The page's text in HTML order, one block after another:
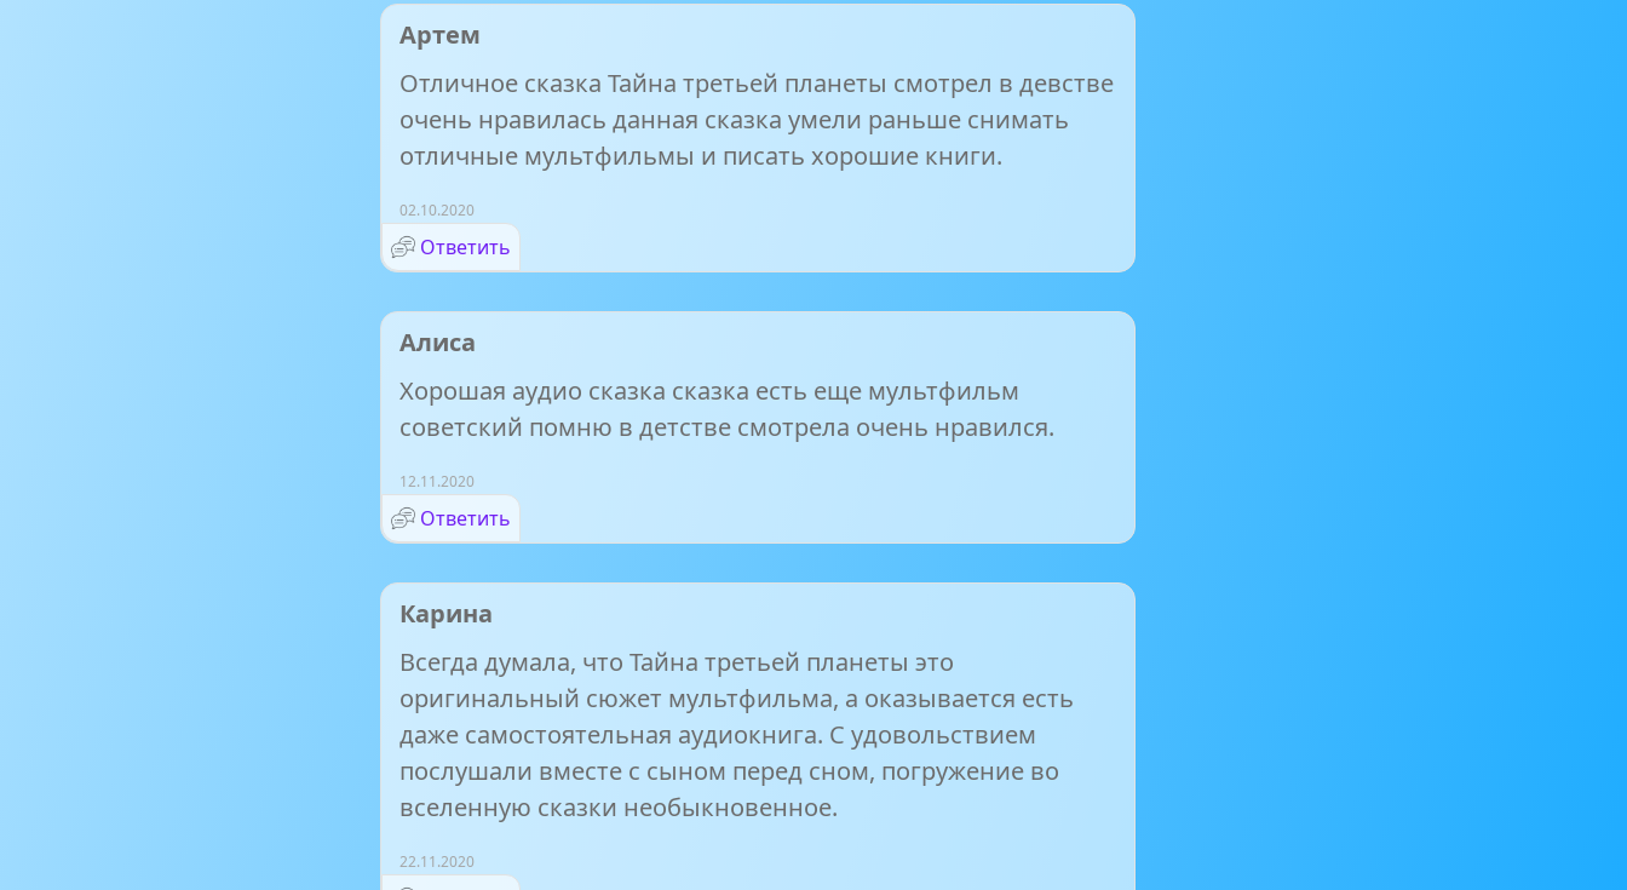
Артем
Отличное сказка Тайна третьей планеты смотрел в девстве
очень нравилась данная сказка умели раньше снимать
отличные мультфильмы и писать хорошие книги.
02.10.2020
Ответить
Алиса
Хорошая аудио сказка сказка есть еще мультфильм
советский помню в детстве смотрела очень нравился.
12.11.2020
Ответить
Карина
Всегда думала, что Тайна третьей планеты это
оригинальный сюжет мультфильма, а оказывается есть
даже самостоятельная аудиокнига. С удовольствием
послушали вместе с сыном перед сном, погружение во
вселенную сказки необыкновенное.
22.11.2020